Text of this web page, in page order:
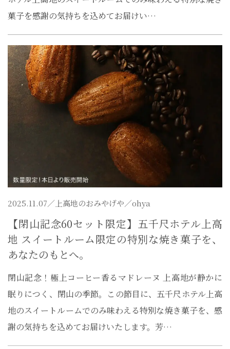
菓子を感謝の気持ちを込めてお届けい…
2025.11.07／ 上高地のおみやげや／ohya
【閉山記念60セット限定】五千尺ホテル上高
地 スイートルーム限定の特別な焼き菓子を、
あなたのもとへ。
閉山記念！極上コーヒー香るマドレーヌ 上高地が静かに
眠りにつく、閉山の季節。この節目に、五千尺ホテル上高
地のスイートルームでのみ味わえる特別な焼き菓子を、感
謝の気持ちを込めてお届けいたします。芳…